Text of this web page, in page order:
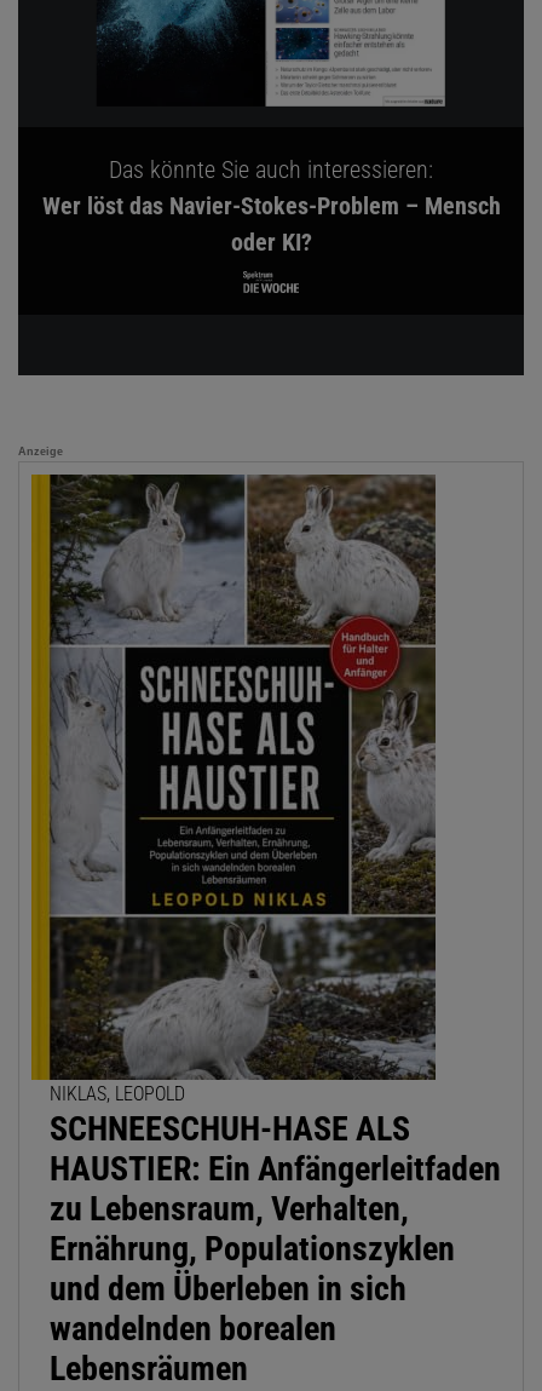
Das könnte Sie auch interessieren:
Wer löst das Navier-Stokes-Problem – Mensch
oder KI?
Anzeige
NIKLAS, LEOPOLD
SCHNEESCHUH-HASE ALS
HAUSTIER: Ein Anfängerleitfaden
zu Lebensraum, Verhalten,
Ernährung, Populationszyklen
und dem Überleben in sich
wandelnden borealen
Lebensräumen